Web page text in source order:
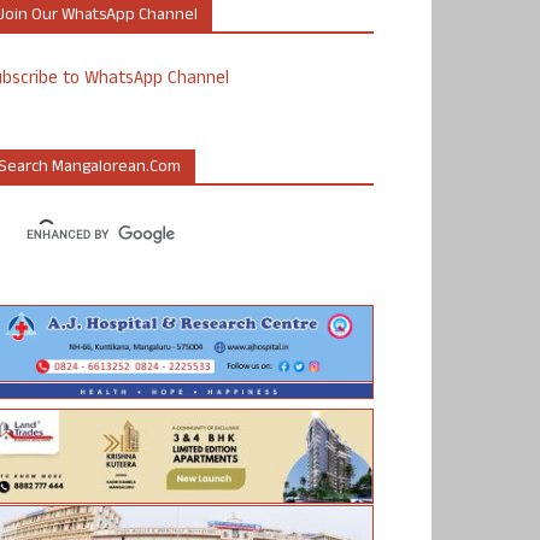
Our WhatsApp Channel
to WhatsApp Channel
Mangalorean.com